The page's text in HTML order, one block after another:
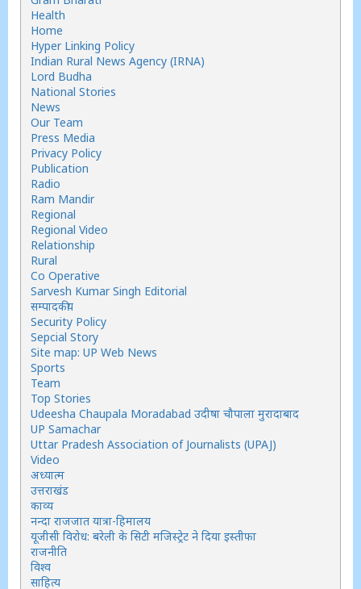
Health
Home
Hyper Linking Policy
Indian Rural News Agency (IRNA)
Lord Budha
National Stories
News
Our Team
Press Media
Privacy Policy
Publication
Radio
Ram Mandir
Regional
Regional Video
Relationship
Rural
Co Operative
Sarvesh Kumar Singh Editorial
सम्पादकीय
Security Policy
Sepcial Story
Site map: UP Web News
Sports
Team
Top Stories
Udeesha Chaupala Moradabad उदीषा चौपाला मुरादाबाद
UP Samachar
Uttar Pradesh Association of Journalists (UPAJ)
Video
अध्यात्म
उत्तराखंड
काव्य
नन्दा राजजात यात्रा-हिमालय
यूजीसी विरोध: बरेली के सिटी मजिस्ट्रेट ने दिया इस्तीफा
राजनीति
विश्व
साहित्य